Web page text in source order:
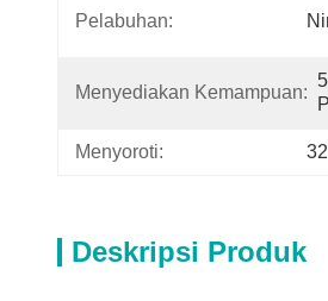
Pelabuhan:
Menyediakan Kemampuan:
Menyoroti:
Deskripsi Produk